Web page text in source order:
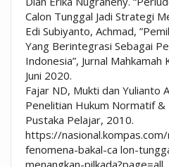
Calon Tunggal Jadi Strategi
Edi Subiyanto, Achmad,
Yang Berintegrasi Sebagai
Indonesia”, Jurnal
Juni 2020.
Fajar ND, Mukti dan Yulianto
Penelitian Hukum Normatif &
Pustaka Pelajar, 2010.
https://
fenomena-bakal-ca lon-